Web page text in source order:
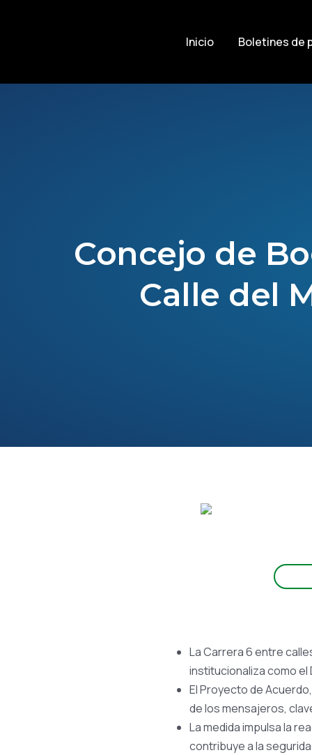
Inicio Boletines de
Concejo de
Calle del
La Carrera 6 entre
institucionaliza como el
El Proyecto de
de los mensajeros,
La medida impulsa la
contribuye a la